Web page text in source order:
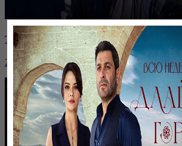
Таразда ТЭЦ қызметкерлері жалақы
26 января, 19:36